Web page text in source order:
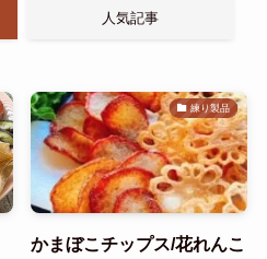
人気記事
練り製品
かまぼこチップス/花れんこ